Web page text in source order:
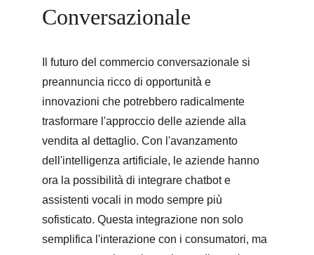
Conversazionale
Il futuro del commercio conversazionale si
preannuncia ricco di opportunità e
innovazioni che potrebbero radicalmente
trasformare l'approccio delle aziende alla
vendita al dettaglio. Con l'avanzamento
dell'intelligenza artificiale, le aziende hanno
ora la possibilità di integrare chatbot e
assistenti vocali in modo sempre più
sofisticato. Questa integrazione non solo
semplifica l'interazione con i consumatori, ma